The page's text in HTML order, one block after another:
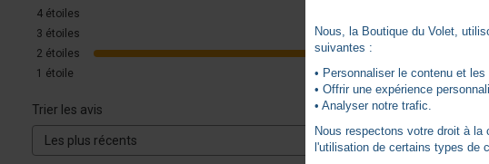
4 étoiles
3 étoiles
2 étoiles
1 étoile
Trier les avis
Nous, la Boutique du Volet,
suivantes :
• Personnaliser le contenu et les
• Offrir une expérience
• Analyser notre trafic.
Nous respectons votre droit à
l'utilisation de certains types de